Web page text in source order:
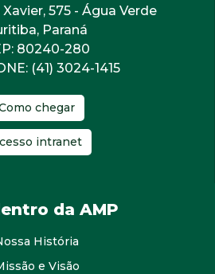
575 - Água Verde
Paraná
80240-280
(41) 3024-1415
chegar
intranet
da AMP
História
e Visão